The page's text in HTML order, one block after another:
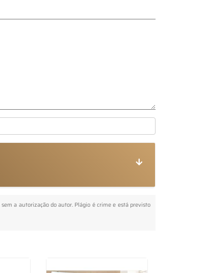
a autorização do autor. Plágio é crime e está previsto